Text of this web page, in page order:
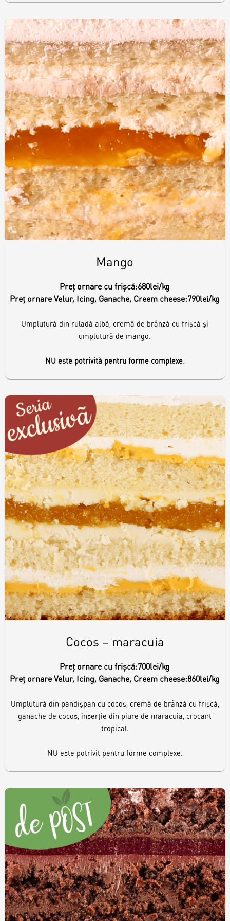
Mango
Preț ornare cu frișcă:680lei/kg
Preț ornare Velur, Icing, Ganache, Creem cheese:790lei/kg
Umplutură din ruladă albă, cremă de brânză cu frişcă şi
umplutură de mango.
NU este potrivită pentru forme complexe.
Cocos – maracuia
Preț ornare cu frișcă:700lei/kg
Preț ornare Velur, Icing, Ganache, Creem cheese:860lei/kg
Umplutură din pandișpan cu cocos, cremă de brânză cu frișcă,
ganache de cocos, inserție din piure de maracuia, crocant
tropical.
NU este potrivit pentru forme complexe.